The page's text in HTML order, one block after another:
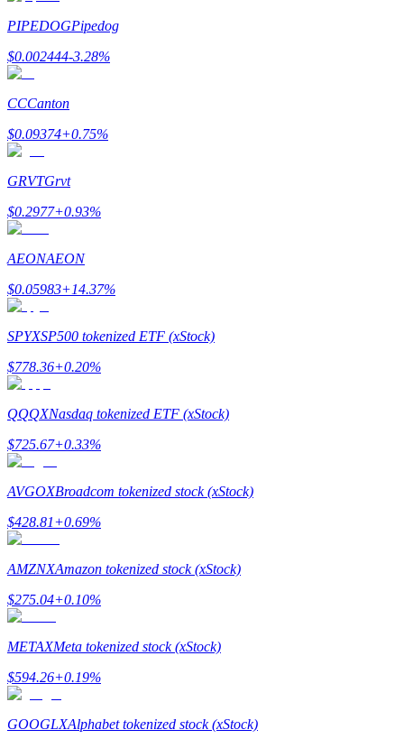
Zarabiać
Mocna Świnka
Codziennie zdobywaj konkurencyjne nagrody
Stawianie
Wysokie zyski i natychmiastowy dostęp
Launchpool
tokenach
PIPEDOGPipedog
$0.002444-3.28%
CCCanton
$0.09374+0.75%
GRVTGrvt
$0.2977+0.93%
AEONAEON
$0.05983+14.37%
SPYXSP500 tokenized ETF (xStock)
$778.36+0.20%
QQQXNasdaq tokenized ETF (xStock)
$725.67+0.33%
AVGOXBroadcom tokenized stock (xStock)
$428.81+0.69%
AMZNXAmazon tokenized stock (xStock)
$275.04+0.10%
METAXMeta tokenized stock (xStock)
$594.26+0.19%
GOOGLXAlphabet tokenized stock (xStock)